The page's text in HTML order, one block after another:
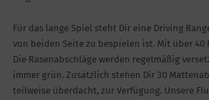
Für das lange Spiel steht Dir eine Driving
von beiden Seite zu bespielen ist. Mit über 40
Die Rasenabschläge werden regelmäßig
immer grün. Zusätzlich stehen Dir 30
teilweise überdacht, zur Verfügung. Unsere